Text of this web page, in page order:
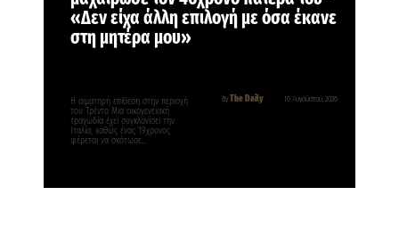
«Δεν είχα άλλη επιλογή με όσα έκανε
στη μητέρα μου»
By The Daily 10 Αυγούστου, 2026
Η αιματηρή επίθεση στην περιοχή
του Τρέντο Μια οικογενειακή
τραγωδία έχει συγκλονίσει την
Ιταλία, καθώς ένας 19χρονος
φέρεται να σκότωσε…